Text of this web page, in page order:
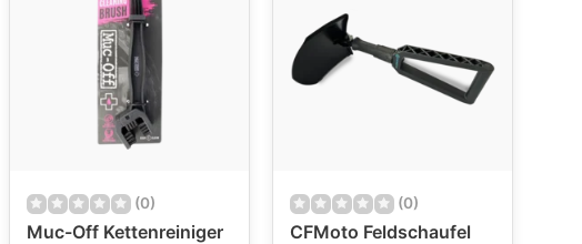
(0)
Muc-Off Kettenreiniger
(0)
CFMoto Feldschaufel